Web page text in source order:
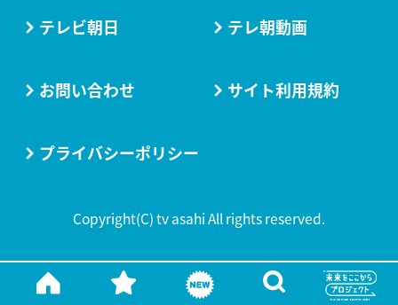
テレビ朝日 テレ朝動画
お問い合わせ サイト利用規約
プライバシーポリシー
Copyright(C) tv asahi All rights reserved.